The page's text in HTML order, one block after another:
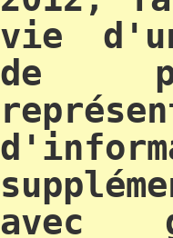
vie
de
avec